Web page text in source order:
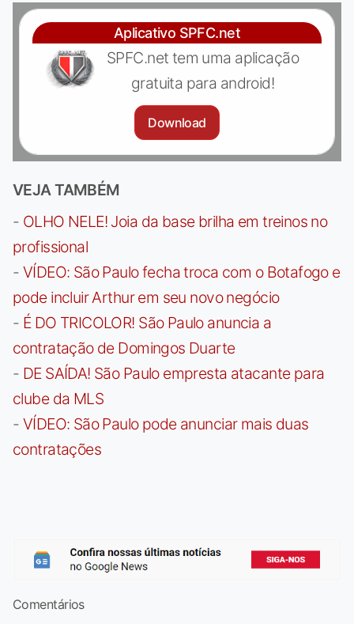
Aplicativo SPFC.net
SPFC.net tem uma aplicação
gratuita para android!
Download
VEJA TAMBÉM
- OLHO NELE! Joia da base brilha em treinos no
profissional
- VÍDEO: São Paulo fecha troca com o Botafogo e
pode incluir Arthur em seu novo negócio
- É DO TRICOLOR! São Paulo anuncia a
contratação de Domingos Duarte
- DE SAÍDA! São Paulo empresta atacante para
clube da MLS
- VÍDEO: São Paulo pode anunciar mais duas
contratações
Comentários